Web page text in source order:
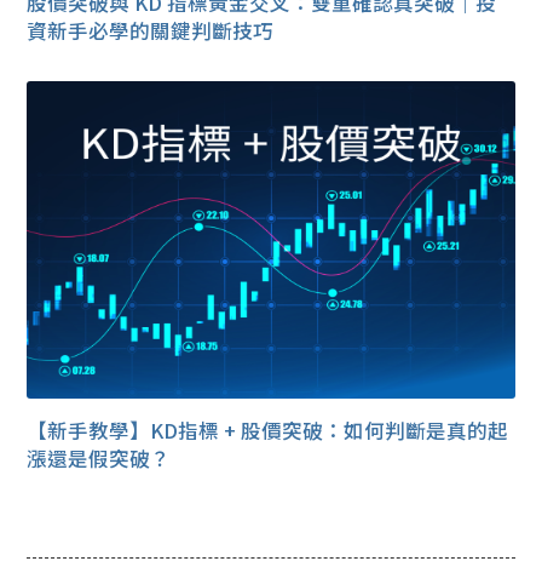
資新手必學的關鍵判斷技巧
【新手教學】KD指標 + 股價突破：如何判斷是真的起
漲還是假突破？